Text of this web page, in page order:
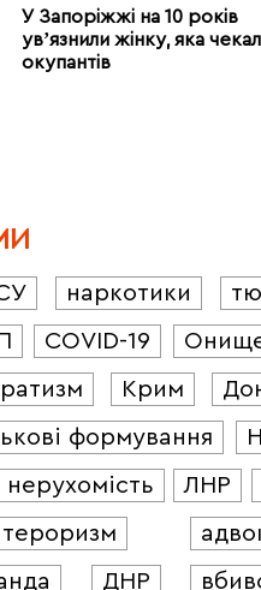
У Запоріжжі на 10 років
увʼязнили жінку, яка
окупантів
наркотики
COVID-19
Крим
формування
нерухомість ЛНР
тероризм
ДНР